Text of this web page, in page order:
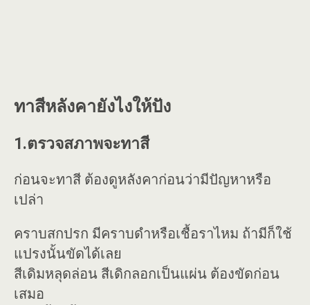
ทาสีหลังคายังไงให้ปัง
1.ตรวจสภาพจะทาสี
ก่อนจะทาสี ต้องดูหลังคาก่อนว่ามีปัญหาหรือ
เปล่า
คราบสกปรก มีคราบดำหรือเชื้อราไหม ถ้ามีก็ใช้
แปรงนั้นขัดได้เลย
สีเดิมหลุดล่อน สีเดิกลอกเป็นแผ่น ต้องขัดก่อน
เสมอ